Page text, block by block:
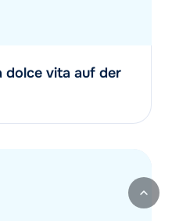
dolce vita auf der